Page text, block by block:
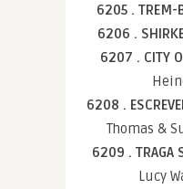
6205 . TREM-
6206 .
6207 . CITY
6208 .
Thomas &
6209 . TRAGA
Lucy